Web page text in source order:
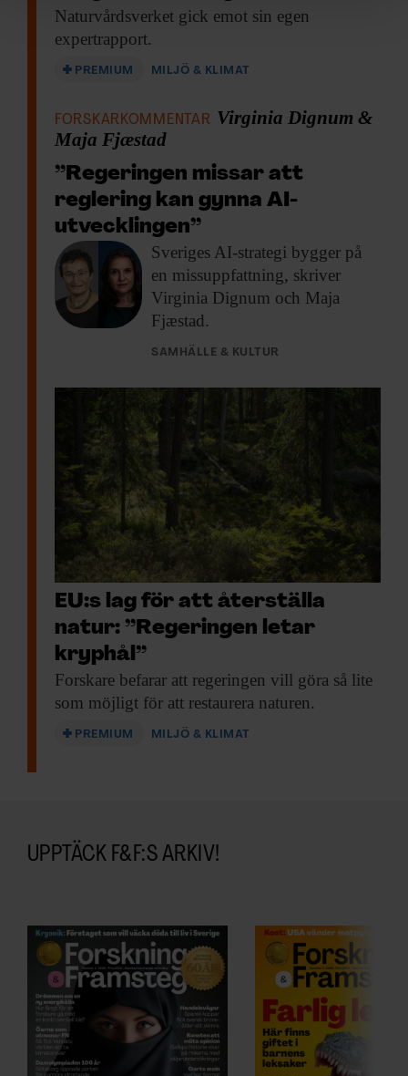
och annonserna till användarna, tillhandahålla funktioner
för sociala medier och analysera vår trafik. Vi
Dessa kan i sin tur kombinera informationen med annan
information som du har tillhandahållit eller som de har
samlat in när du har använt deras tjänster.
Naturvårdsverket gick emot sin egen
expertrapport.
PREMIUM MILJÖ & KLIMAT
FORSKARKOMMENTAR Virginia Dignum &
Maja Fjæstad
”Regeringen missar att
reglering kan gynna AI-
utvecklingen”
Sveriges AI-strategi bygger på
en missuppfattning, skriver
Virginia Dignum och Maja
Fjæstad.
SAMHÄLLE & KULTUR
EU:s lag för att återställa
natur: ”Regeringen letar
kryphål”
Forskare befarar att regeringen vill göra så lite
som möjligt för att restaurera naturen.
PREMIUM MILJÖ & KLIMAT
UPPTÄCK F&F:S ARKIV!